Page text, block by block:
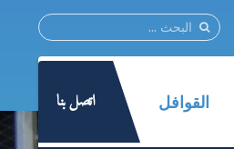
القوافل اتصل بنا